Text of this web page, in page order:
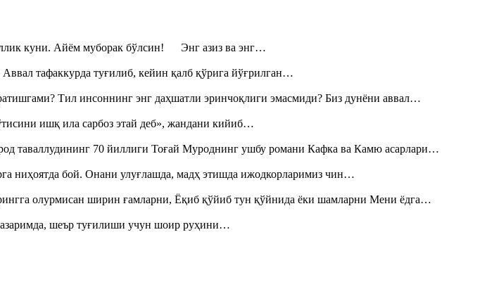
куни. Айём муборак бўлсин! Энг азиз ва энг…
тафаккурда туғилиб, кейин қалб қўрига йўғрилган…
Тил инсоннинг энг даҳшатли эринчоқлиги эмасмиди? Биз дунёни аввал…
ишқ ила сарбоз этай деб», жандани кийиб…
таваллудининг 70 йиллиги Тоғай Муроднинг ушбу романи Кафка ва Камю асарлари…
ниҳоятда бой. Онани улуғлашда, мадҳ этишда ижодкорларимиз чин…
олурмисан ширин ғамларни, Ёқиб қўйиб тун қўйнида ёки шамларни Мени ёдга…
шеър туғилиши учун шоир руҳини…